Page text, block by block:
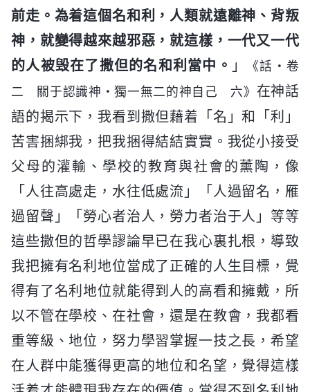
前走。為着這個名和利，人類就遠離神、背叛
神，就變得越來越邪惡，就這樣，一代又一代
的人被毁在了撒但的名和利當中。 」
《話・卷
二 關于認識神・獨一無二的神自己 六》 在神話
語的揭示下，我看到撒但藉着「名」和「利」
苦害捆綁我，把我捆得結結實實。我從小接受
父母的灌輸、學校的教育與社會的薰陶，像
「人往高處走，水往低處流」「人過留名，雁
過留聲」「勞心者治人，勞力者治于人」等等
這些撒但的哲學謬論早已在我心裏扎根，導致
我把擁有名利地位當成了正確的人生目標，覺
得有了名利地位就能得到人的高看和擁戴，所
以不管在學校、在社會，還是在教會，我都看
重等級、地位，努力學習掌握一技之長，希望
在人群中能獲得更高的地位和名望，覺得這樣